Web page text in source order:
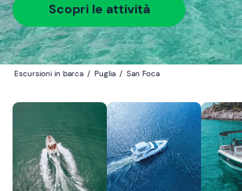
Scopri le attività
Escursioni in barca / Puglia / San Foca